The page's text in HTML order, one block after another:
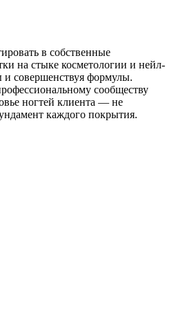
в собственные
на стыке косметологии и нейл-
и совершенствуя формулы.
сообществу
ногтей клиента — не
каждого покрытия.